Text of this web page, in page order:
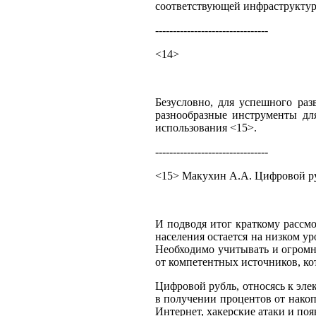
соответствующей
--------------------------------
<14>
Безусловно, для успешного
разнообразные инструменты
использования <15>.
--------------------------------
<15> Макухин А.А. Цифровой
И подводя итог краткому
населения остается на низком
Необходимо учитывать и
от компетентных источников,
Цифровой рубль, относясь к
в получении процентов от
Интернет, хакерские атаки и